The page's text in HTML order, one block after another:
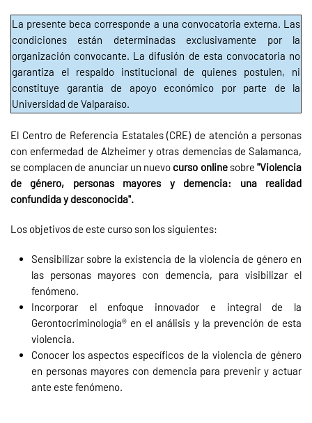
La presente beca corresponde a una convocatoria externa. Las
condiciones están determinadas exclusivamente por la
organización convocante. La difusión de esta convocatoria no
garantiza el respaldo institucional de quienes postulen, ni
constituye garantía de apoyo económico por parte de la
Universidad de Valparaíso.
El Centro de Referencia Estatales (CRE) de atención a personas
con enfermedad de Alzheimer y otras demencias de Salamanca,
se complacen de anunciar un nuevo curso online sobre"Violencia
de género, personas mayores y demencia: una realidad
confundida y desconocida".
Los objetivos de este curso son los siguientes:
Sensibilizar sobre la existencia de la violencia de género en
las personas mayores con demencia, para visibilizar el
fenómeno.
Incorporar el enfoque innovador e integral de la
Gerontocriminología® en el análisis y la prevención de esta
violencia.
Conocer los aspectos específicos de la violencia de género
en personas mayores con demencia para prevenir y actuar
ante este fenómeno.